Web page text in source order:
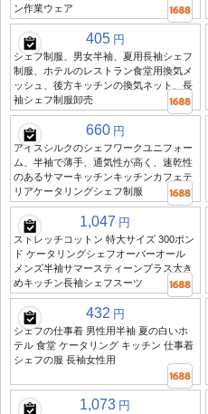
ン作業ウェア
405 円
シェフ制服、男女半袖、夏用長袖シェフ
制服、ホテルのレストラン食堂用換気メ
ッシュ、後方キッチンの換気ネット、長
袖シェフ制服卸売
660 円
アイスシルクのシェフワークユニフォー
ム、半袖で薄手、通気性が高く、速乾性
のあるサマーキッチンキッチンカフェテ
リアケータリングシェフ制服
1,047 円
ストレッチコットン 特大サイズ 300ポン
ド ケータリングシェフオーバーオール
メンズ半袖サマースティーンプラス大き
めキッチン長袖シェフスーツ
432 円
シェフの仕事着 男性用半袖 夏の白いホ
テル 食堂 ケータリング キッチン 仕事着
シェフの服 長袖女性用
1,073 円